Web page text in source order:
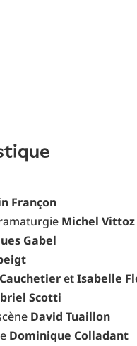
Françon
Michel Vittoz
Gabel
etIsabelle
Scotti
David Tuaillon
Dominique Colladant